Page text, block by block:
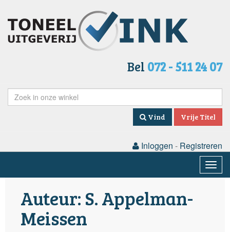
Bel 072 - 511 24 07
Vind Vrije Titel
Inloggen - Registreren
Auteur: S. Appelman-
Meissen